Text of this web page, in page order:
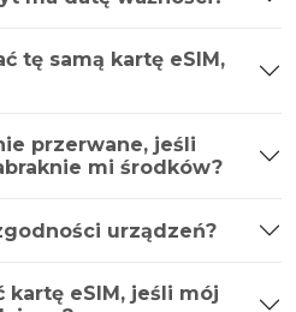
tę samą kartę eSIM,
przerwane, jeśli
mi środków?
urządzeń?
kartę eSIM, jeśli mój